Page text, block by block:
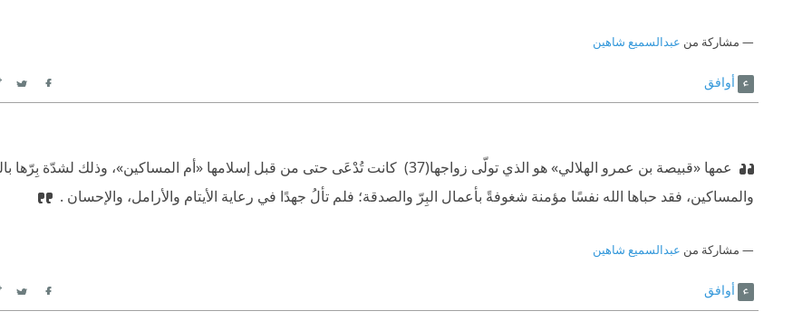
مشاركة من عبدالسميع شاهين
أوافق
عمها «قبيصة بن عمرو الهلالي» هو الذي تولّى زواجها(37) ‫ كانت تُدْعَى حتى من قبل إسلامها «أم المساكين»، وذلك لشدّة
والمساكين، فقد حباها الله نفسًا مؤمنة شغوفةً بأعمال البِرّ والصدقة؛ فلم تألُ جهدًا في رعاية الأيتام والأرامل، والإحسان .
مشاركة من عبدالسميع شاهين
أوافق